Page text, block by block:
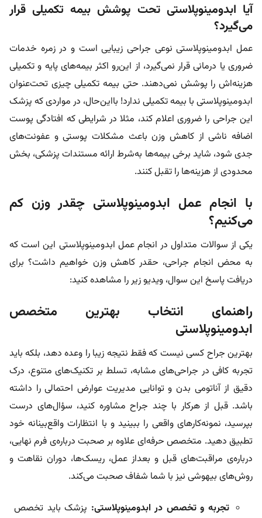
آیا ابدومینوپلاستی تحت پوشش بیمه تکمیلی قرار
می‌گیرد؟
عمل ابدومینوپلاستی نوعی جراحی زیبایی است و در زمره خدمات
ضروری یا درمانی قرار نمی‌گیرد، از این‌رو اکثر بیمه‌های پایه و تکمیلی
هزینه‌اش را پوشش نمی‌دهند. حتی بیمه تکمیلی چیزی تحت‌عنوان
ابدومینوپلاستی با بیمه تکمیلی ندارد! بااین‌حال، در مواردی که پزشک
این جراحی را ضروری اعلام کند، مثلا در شرایطی که افتادگی پوست
اضافه ناشی از کاهش وزن باعث مشکلات پوستی و عفونت‌های
جدی شود، شاید برخی بیمه‌ها به‌شرط ارائه مستندات پزشکی، بخش
محدودی از هزینه‌ها را تقبل کنند.
با انجام عمل ابدومینوپلاستی چقدر وزن کم
می‌کنیم؟
یکی از سوالات متداول در انجام عمل ابدومینوپلاستی این است که
به محض انجام جراحی، حقدر کاهش وزن خواهیم داشت؟ برای
دریافت پاسخ این سوال، ویدیو زیر را مشاهده کنید:
راهنمای انتخاب بهترین متخصص
ابدومینوپلاستی
بهترین جراح کسی نیست که فقط نتیجه زیبا را وعده دهد، بلکه باید
تجربه‌ کافی در جراحی‌های مشابه، تسلط بر تکنیک‌های متنوع، درک
دقیق از آناتومی بدن و توانایی مدیریت عوارض احتمالی را داشته
باشد. قبل از هرکار با چند جراح مشاوره کنید، سؤال‌های درست
بپرسید، نمونه‌کارهای واقعی را ببینید و با انتظارات واقع‌بینانه خود
تطبیق دهید. متخصص حرفه‌ای علاوه بر صحبت درباره‌ی فرم نهایی،
درباره‌ی مراقبت‌های قبل و بعداز عمل، ریسک‌ها، دوران نقاهت و
روش‌های بیهوشی نیز با شما شفاف صحبت می‌کند.
تجربه و تخصص در ابدومینوپلاستی: پزشک باید تخصص